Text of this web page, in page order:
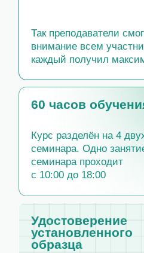
установленного
образца
При успешном
вы получите
в соответствии с нашей
лицензией
Курс разделён на 4
семинара. Одно занятие
семинара проходит
с 10:00 до 18:00